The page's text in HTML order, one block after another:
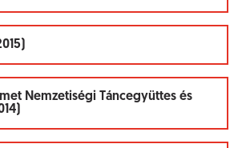
Nemzetiségi Táncegyüttes és